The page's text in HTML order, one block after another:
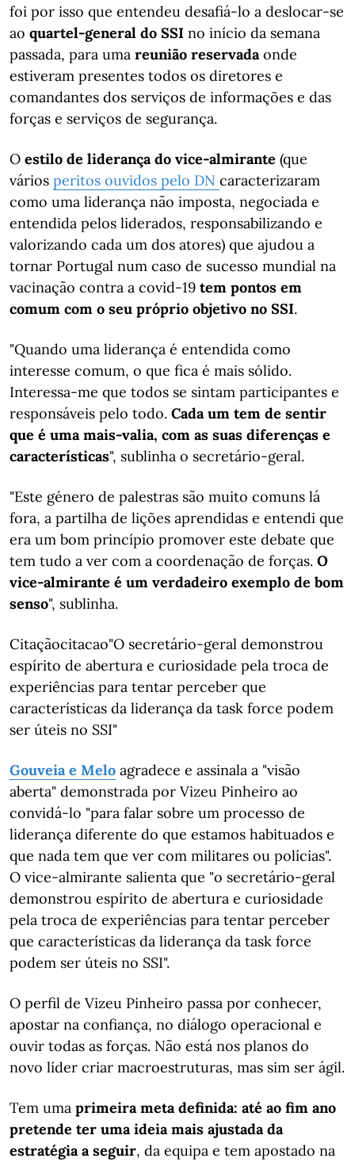
foi por isso que entendeu desafiá-lo a deslocar-se
ao quartel-general do SSI no início da semana
passada, para uma reunião reservadaonde
estiveram presentes todos os diretores e
comandantes dos serviços de informações e das
forças e serviços de segurança.
O estilo de liderança do vice-almirante (que
vários peritos ouvidos pelo DN caracterizaram
como uma liderança não imposta, negociada e
entendida pelos liderados, responsabilizando e
valorizando cada um dos atores) que ajudou a
tornar Portugal num caso de sucesso mundial na
vacinação contra a covid-19 tem pontos em
comum com o seu próprio objetivo no SSI.
"Quando uma liderança é entendida como
interesse comum, o que fica é mais sólido.
Interessa-me que todos se sintam participantes e
responsáveis pelo todo. Cada um tem de sentir
que é uma mais-valia, com as suas diferenças e
características", sublinha o secretário-geral.
"Este género de palestras são muito comuns lá
fora, a partilha de lições aprendidas e entendi que
era um bom princípio promover este debate que
tem tudo a ver com a coordenação de forças. O
vice-almirante é um verdadeiro exemplo de bom
senso", sublinha.
Citaçãocitacao"O secretário-geral demonstrou
espírito de abertura e curiosidade pela troca de
experiências para tentar perceber que
características da liderança da task force podem
ser úteis no SSI"
Gouveia e Melo agradece e assinala a "visão
aberta" demonstrada por Vizeu Pinheiro ao
convidá-lo "para falar sobre um processo de
liderança diferente do que estamos habituados e
que nada tem que ver com militares ou polícias".
O vice-almirante salienta que "o secretário-geral
demonstrou espírito de abertura e curiosidade
pela troca de experiências para tentar perceber
que características da liderança da task force
podem ser úteis no SSI".
O perfil de Vizeu Pinheiro passa por conhecer,
apostar na confiança, no diálogo operacional e
ouvir todas as forças. Não está nos planos do
novo líder criar macroestruturas, mas sim ser ágil.
Tem uma primeira meta definida: até ao fim ano
pretende ter uma ideia mais ajustada da
estratégia a seguir, da equipa e tem apostado na